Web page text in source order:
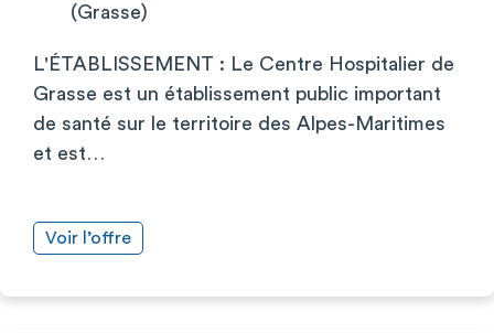
(Grasse)
L'ÉTABLISSEMENT : Le Centre Hospitalier de
Grasse est un établissement public important
de santé sur le territoire des Alpes-Maritimes
et est…
Voir l’offre